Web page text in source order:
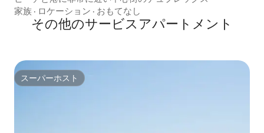
家族 · ロケーション · おもてなし
その他のサービスアパートメント
スーパーホスト
スーパーホスト